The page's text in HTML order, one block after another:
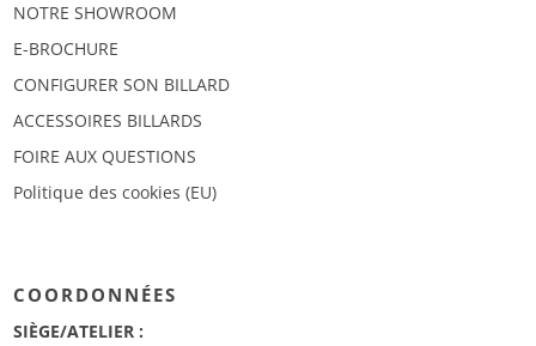
NOTRE SHOWROOM
E-BROCHURE
CONFIGURER SON BILLARD
ACCESSOIRES BILLARDS
FOIRE AUX QUESTIONS
Politique des cookies (EU)
COORDONNÉES
SIÈGE/ATELIER :